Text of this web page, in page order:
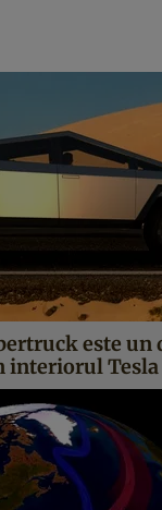
este un
interiorul Tesla